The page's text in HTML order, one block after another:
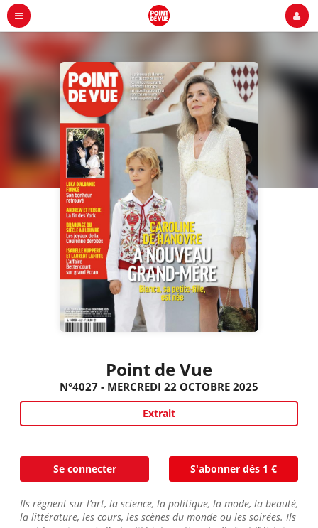
Point de Vue
N°4027 - MERCREDI 22 OCTOBRE 2025
Extrait
Se connecter S'abonner dès 1 €
Ils règnent sur l’art, la science, la politique, la mode, la beauté,
la littérature, les cours, les scènes du monde ou les soirées. Ils